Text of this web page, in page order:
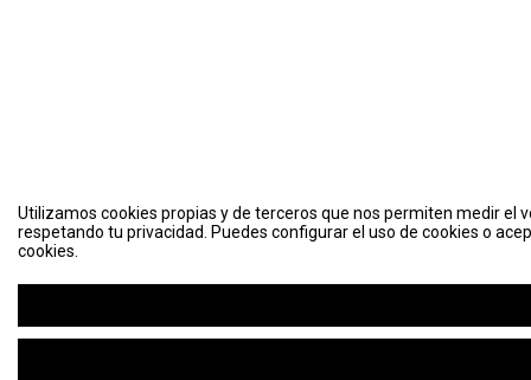
Utilizamos cookies propias y de terceros que nos permiten medir el
respetando tu privacidad. Puedes configurar el uso de cookies o
cookies.